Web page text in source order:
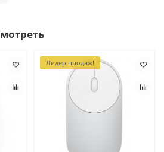
Лидер продаж!